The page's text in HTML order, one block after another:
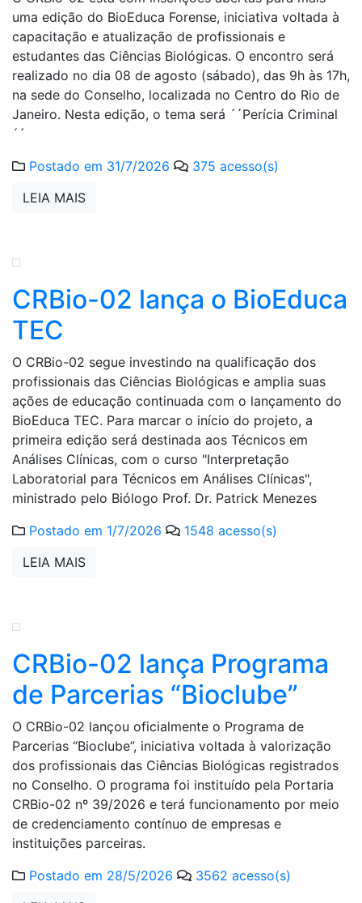
uma edição do BioEduca Forense, iniciativa voltada à
capacitação e atualização de profissionais e
estudantes das Ciências Biológicas. O encontro será
realizado no dia 08 de agosto (sábado), das 9h às 17h,
na sede do Conselho, localizada no Centro do Rio de
Janeiro. Nesta edição, o tema será ´´Perícia Criminal
´´
Postado em 31/7/2026
375 acesso(s)
LEIA MAIS
CRBio-02 lança o BioEduca
TEC
O CRBio-02 segue investindo na qualificação dos
profissionais das Ciências Biológicas e amplia suas
ações de educação continuada com o lançamento do
BioEduca TEC. Para marcar o início do projeto, a
primeira edição será destinada aos Técnicos em
Análises Clínicas, com o curso "Interpretação
Laboratorial para Técnicos em Análises Clínicas",
ministrado pelo Biólogo Prof. Dr. Patrick Menezes
Postado em 1/7/2026
1548 acesso(s)
LEIA MAIS
CRBio-02 lança Programa
de Parcerias “Bioclube”
O CRBio-02 lançou oficialmente o Programa de
Parcerias “Bioclube”, iniciativa voltada à valorização
dos profissionais das Ciências Biológicas registrados
no Conselho. O programa foi instituído pela Portaria
CRBio-02 nº 39/2026 e terá funcionamento por meio
de credenciamento contínuo de empresas e
instituições parceiras.
Postado em 28/5/2026
3562 acesso(s)